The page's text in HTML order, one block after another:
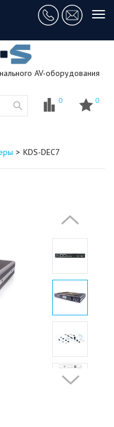
AV-оборудования
0 0
KDS-DEC7